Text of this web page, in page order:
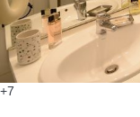
+7